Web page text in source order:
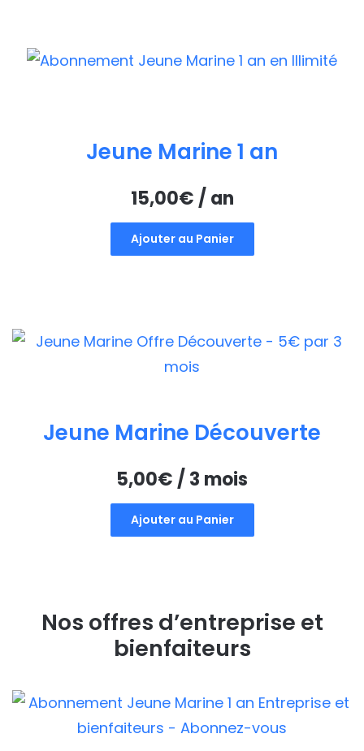
Jeune Marine 1 an
15,00€ / an
Ajouter au Panier
Jeune Marine Découverte
5,00€ / 3 mois
Ajouter au Panier
Nos offres d’entreprise et
bienfaiteurs